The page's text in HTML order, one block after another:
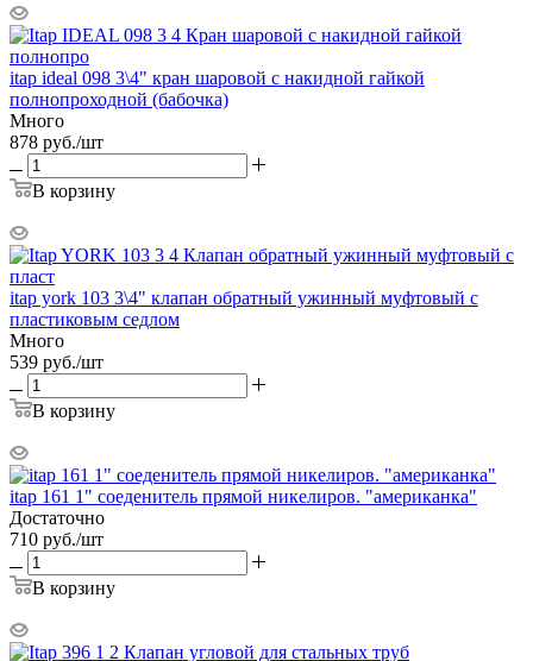
itap ideal 098 3\4" кран шаровой с накидной гайкой
полнопроходной (бабочка)
Много
878 руб./шт
В корзину
itap york 103 3\4" клапан обратный ужинный муфтовый с
пластиковым седлом
Много
539 руб./шт
В корзину
itap 161 1" соеденитель прямой никелиров. "американка"
Достаточно
710 руб./шт
В корзину